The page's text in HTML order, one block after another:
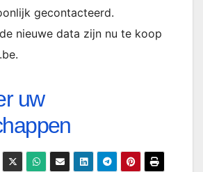
gecontacteerd.
nieuwe data zijn nu te koop
uw